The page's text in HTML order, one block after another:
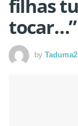
filhas
tocar…”
by